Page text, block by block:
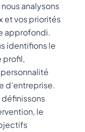
analysons
et vos priorités
approfondi.
identifions le
profil,
d’entreprise.
définissons
le